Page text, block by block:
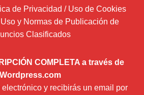
de Privacidad / Uso de Cookies
y Normas de Publicación de
Clasificados
COMPLETA a través de
Wordpress.com
electrónico y recibirás un email por